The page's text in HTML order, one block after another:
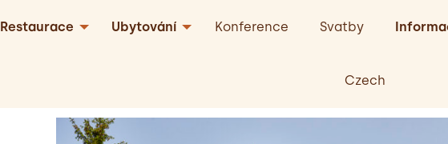
Restaurace Ubytování Konference Svatby
Czech